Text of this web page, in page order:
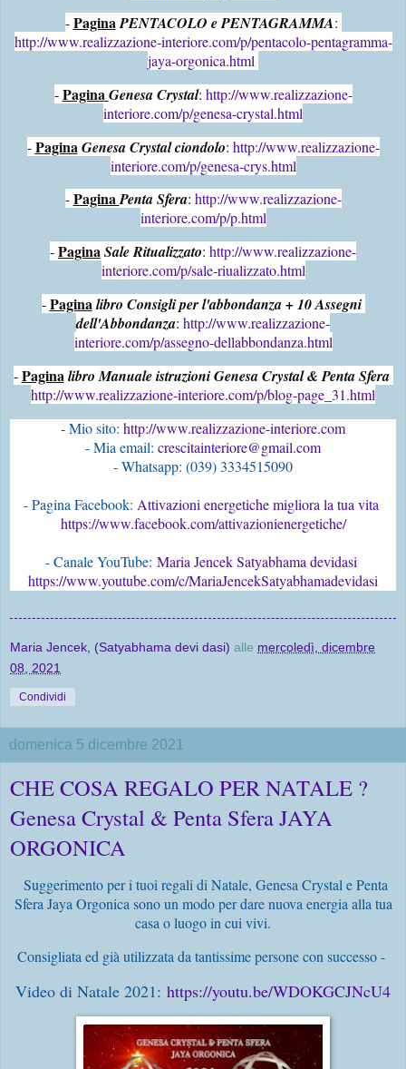
- PaginaPENTACOLO e PENTAGRAMMA
http://www.realizzazione-interiore.com/p/pentacolo-pentagramma-
jaya-orgonica.html
- Pagina Genesa Crystal: http://www.realizzazione-
interiore.com/p/genesa-crystal.html
- Pagina Genesa Crystal ciondolo: http://www.realizzazione-
interiore.com/p/genesa-crys.html
- Pagina Penta Sfera: http://www.realizzazione-
interiore.com/p/p.html
- PaginaSale Ritualizzato: http://www.realizzazione-
interiore.com/p/sale-riualizzato.html
- Pagina libro Consigli per l'abbondanza + 10 Assegni
dell'Abbondanza: http://www.realizzazione-
interiore.com/p/assegno-dellabbondanza.html
- Pagina libro Manuale istruzioni Genesa Crystal & Penta Sfera
http://www.realizzazione-interiore.com/p/blog-page_31.html
- Mio sito: http://www.realizzazione-interiore.com
- Mia email: crescitainteriore@gmail.com
- Pagina Facebook:
https://www.facebook.com/attivazionienergetiche/
- Canale YouTube: Maria Jencek Satyabhama devidasi
https://www.youtube.com/c/MariaJencekSatyabhamadevidasi
Maria Jencek, (Satyabhama devi dasi) alle mercoledì, dicembre
08, 2021
Condividi
domenica 5 dicembre 2021
CHE COSA REGALO PER NATALE ?
Genesa Crystal & Penta Sfera JAYA
ORGONICA
Suggerimento per i tuoi regali di Natale, Genesa Crystal e Penta
Sfera Jaya Orgonica sono un modo per dare nuova energia alla tua
casa o luogo in cui vivi.
Consigliata ed già utilizzata da tantissime persone con successo -
Video di Natale 2021: https://youtu.be/WDOKGCJNcU4